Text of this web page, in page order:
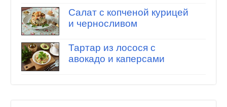
Салат с копченой курицей
и черносливом
Тартар из лосося с
авокадо и каперсами